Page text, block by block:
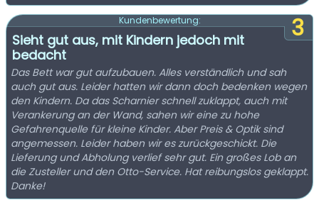
3
Kundenbewertung:
Sieht gut aus, mit Kindern jedoch mit
bedacht
Das Bett war gut aufzubauen. Alles verständlich und sah
auch gut aus. Leider hatten wir dann doch bedenken wegen
den Kindern. Da das Scharnier schnell zuklappt, auch mit
Verankerung an der Wand, sahen wir eine zu hohe
Gefahrenquelle für kleine Kinder. Aber Preis & Optik sind
angemessen. Leider haben wir es zurückgeschickt. Die
Lieferung und Abholung verlief sehr gut. Ein großes Lob an
die Zusteller und den Otto-Service. Hat reibungslos geklappt.
Danke!